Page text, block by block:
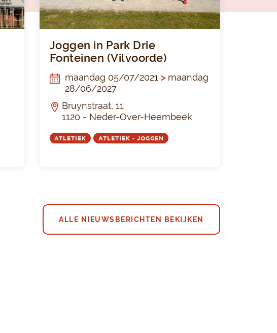
Joggen in Park Drie
Fonteinen (Vilvoorde)
maandag 05/07/2021 >maandag
28/06/2027
Bruynstraat, 11
1120 - Neder-Over-Heembeek
ATLETIEK ATLETIEK - JOGGEN
ALLE NIEUWSBERICHTEN BEKIJKEN